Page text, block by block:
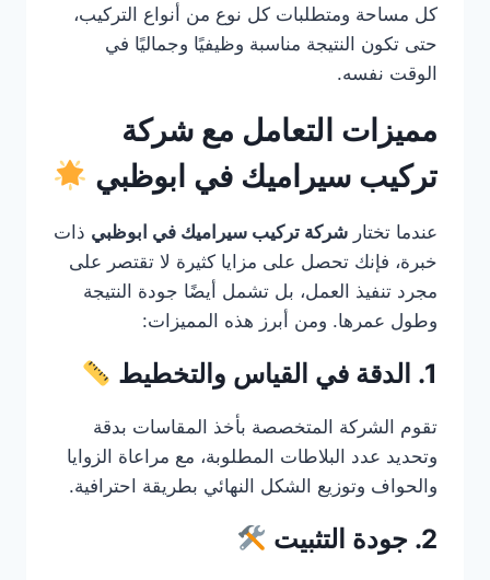
كل مساحة ومتطلبات كل نوع من أنواع التركيب،
حتى تكون النتيجة مناسبة وظيفيًا وجماليًا في
الوقت نفسه.
مميزات التعامل مع شركة
تركيب سيراميك في ابوظبي
عندما تختار شركة تركيب سيراميك في ابوظبي ذات
خبرة، فإنك تحصل على مزايا كثيرة لا تقتصر على
مجرد تنفيذ العمل، بل تشمل أيضًا جودة النتيجة
وطول عمرها. ومن أبرز هذه المميزات:
1. الدقة في القياس والتخطيط
تقوم الشركة المتخصصة بأخذ المقاسات بدقة
وتحديد عدد البلاطات المطلوبة، مع مراعاة الزوايا
والحواف وتوزيع الشكل النهائي بطريقة احترافية.
2. جودة التثبيت